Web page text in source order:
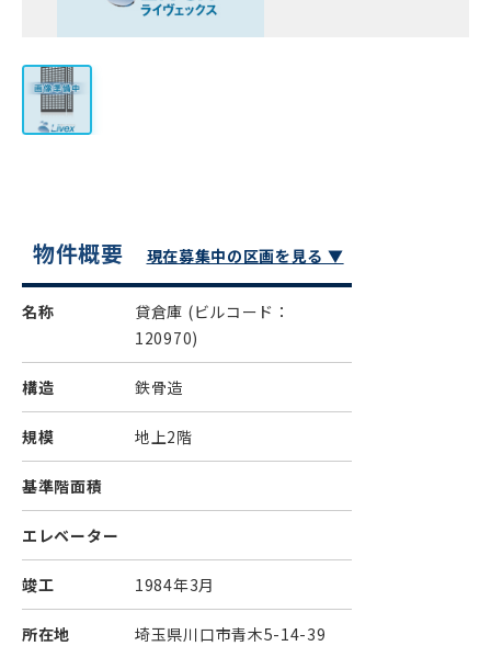
物件概要 現在募集中の区画を見る ▼
名称 貸倉庫 (ビルコード：
120970)
構造 鉄骨造
規模 地上2階
基準階面積
エレベーター
竣工 1984年3月
所在地 埼玉県川口市青木5-14-39